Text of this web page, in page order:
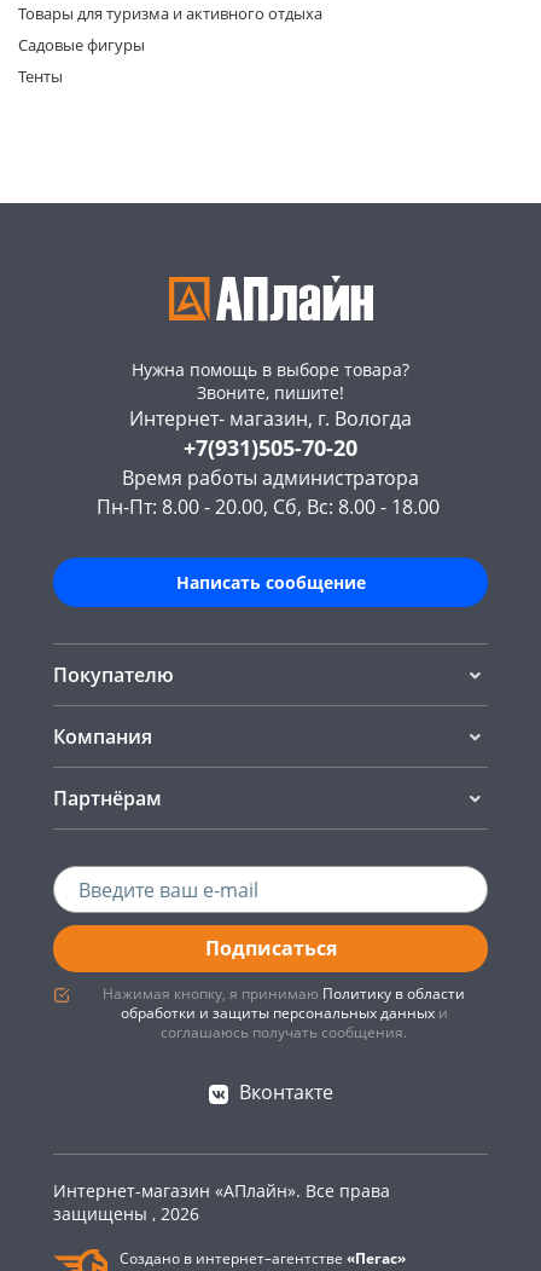
Товары для туризма и активного отдыха
Садовые фигуры
Тенты
Нужна помощь в выборе товара?
Звоните, пишите!
Интернет- магазин, г. Вологда
+7(931)505-70-20
Время работы администратора
Пн-Пт: 8.00 - 20.00, Сб, Вс: 8.00 - 18.00
Написать сообщение
Покупателю
Компания
Партнёрам
Подписаться
Нажимая кнопку, я принимаю Политику в области
обработки и защиты персональных данныхи
соглашаюсь получать сообщения.
Вконтакте
Интернет-магазин «АПлайн». Все права
защищены , 2026
Создано в интернет–агентстве «Пегас»